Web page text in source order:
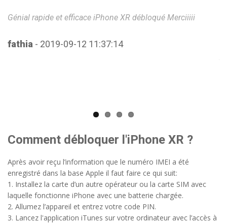
Génial rapide et efficace iPhone XR débloqué Merciiiii
fathia - 2019-09-12 11:37:14
Comment débloquer l'iPhone XR ?
Après avoir reçu l’information que le numéro IMEI a été
enregistré dans la base Apple il faut faire ce qui suit:
1. Installez la carte d’un autre opérateur ou la carte SIM avec
laquelle fonctionne iPhone avec une batterie chargée.
2. Allumez l’appareil et entrez votre code PIN.
3. Lancez l'application iTunes sur votre ordinateur avec l’accès à